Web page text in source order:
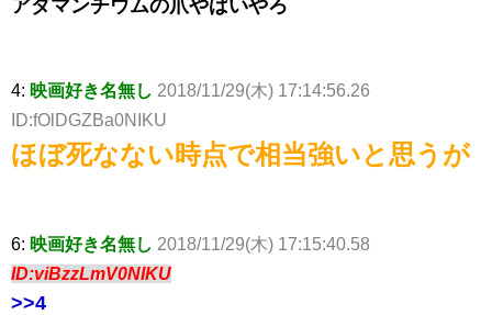
アダマンチウムの爪やばいやろ
4: 映画好き名無し 2018/11/29(木) 17:14:56.26
ID:fOlDGZBa0NIKU
ほぼ死なない時点で相当強いと思うが
6: 映画好き名無し 2018/11/29(木) 17:15:40.58
ID:viBzzLmV0NIKU
>>4